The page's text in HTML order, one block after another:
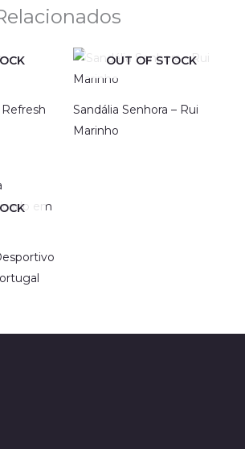
OUT OF STOCK
Sandália Senhora – Rui
Marinho